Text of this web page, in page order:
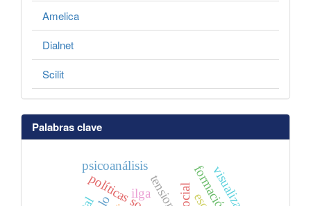
Amelica
Dialnet
Scilit
Palabras clave
ilga
psicoanálisis